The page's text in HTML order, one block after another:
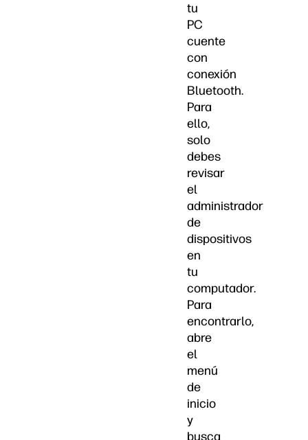
tu
PC
cuente
con
conexión
Bluetooth.
Para
ello,
solo
debes
revisar
el
administrador
de
dispositivos
en
tu
computador.
Para
encontrarlo,
abre
el
menú
de
inicio
y
busca